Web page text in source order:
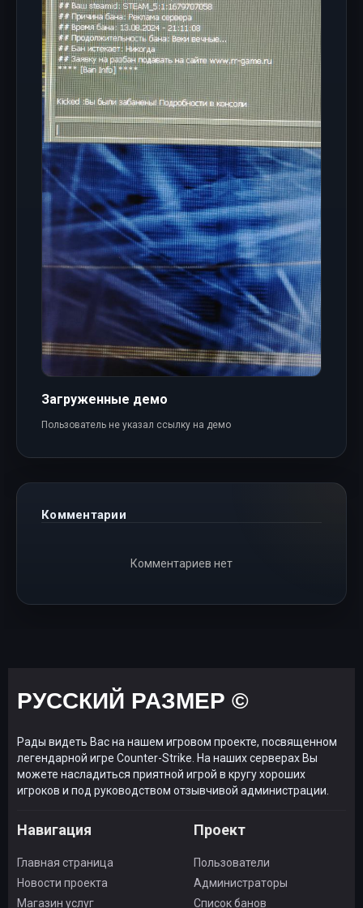
Загруженные демо
Пользователь не указал ссылку на демо
Комментарии
Комментариев нет
РУССКИЙ РАЗМЕР ©
Рады видеть Вас на нашем игровом проекте, посвященном
легендарной игре Counter-Strike. На наших серверах Вы
можете насладиться приятной игрой в кругу хороших
игроков и под руководством отзывчивой администрации.
Навигация
Главная страница
Новости проекта
Магазин услуг
Проект
Пользователи
Администраторы
Список банов